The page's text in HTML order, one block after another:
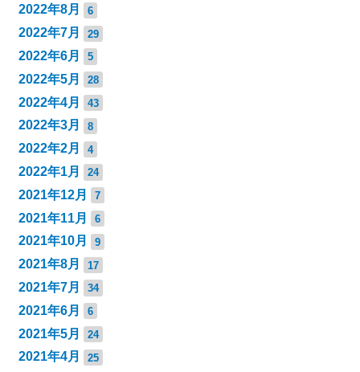
2022年8月 6
2022年7月 29
2022年6月 5
2022年5月 28
2022年4月 43
2022年3月 8
2022年2月 4
2022年1月 24
2021年12月 7
2021年11月 6
2021年10月 9
2021年8月 17
2021年7月 34
2021年6月 6
2021年5月 24
2021年4月 25